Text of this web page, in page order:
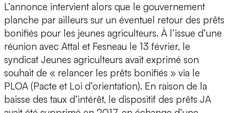
L’annonce intervient alors que le gouvernement
planche par ailleurs sur un éventuel retour des prêts
bonifiés pour les jeunes agriculteurs. À l’issue d’une
réunion avec Attal et Fesneau le 13 février, le
syndicat Jeunes agriculteurs avait exprimé son
souhait de « relancer les prêts bonifiés » via le
PLOA (Pacte et Loi d’orientation). En raison de la
baisse des taux d’intérêt, le dispositif des prêts JA